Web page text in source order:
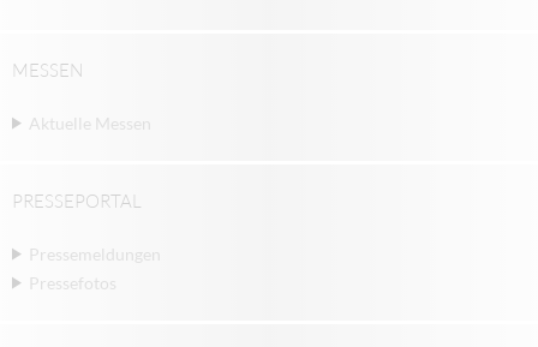
MESSEN
Aktuelle Messen
PRESSEPORTAL
Pressemeldungen
Pressefotos